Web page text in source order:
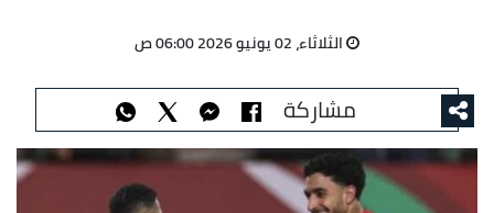
الثلاثاء، 02 يونيو 2026 06:00 ص
مشاركة